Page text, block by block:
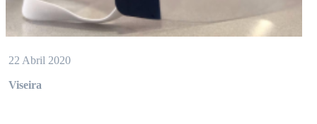
22 Abril 2020
Viseira